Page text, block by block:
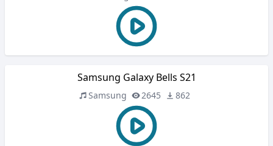
Samsung Galaxy Bells S21
Samsung 2645 862